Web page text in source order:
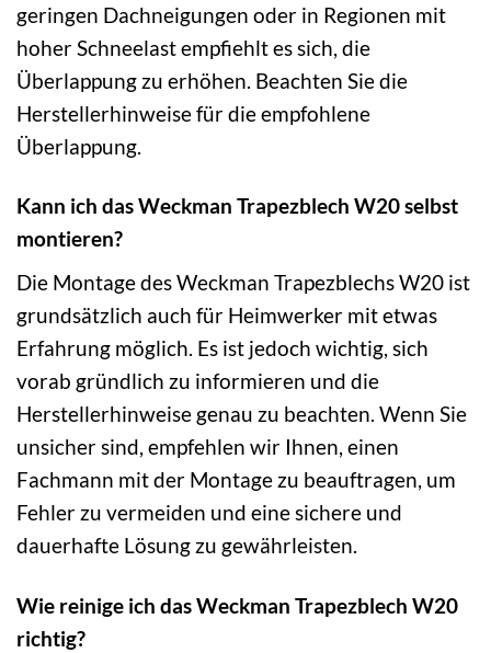
geringen Dachneigungen oder in Regionen mit
hoher Schneelast empfiehlt es sich, die
Überlappung zu erhöhen. Beachten Sie die
Herstellerhinweise für die empfohlene
Überlappung.
Kann ich das Weckman Trapezblech W20 selbst
montieren?
Die Montage des Weckman Trapezblechs W20 ist
grundsätzlich auch für Heimwerker mit etwas
Erfahrung möglich. Es ist jedoch wichtig, sich
vorab gründlich zu informieren und die
Herstellerhinweise genau zu beachten. Wenn Sie
unsicher sind, empfehlen wir Ihnen, einen
Fachmann mit der Montage zu beauftragen, um
Fehler zu vermeiden und eine sichere und
dauerhafte Lösung zu gewährleisten.
Wie reinige ich das Weckman Trapezblech W20
richtig?